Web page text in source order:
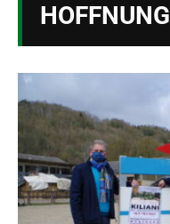
HOFFNUNG